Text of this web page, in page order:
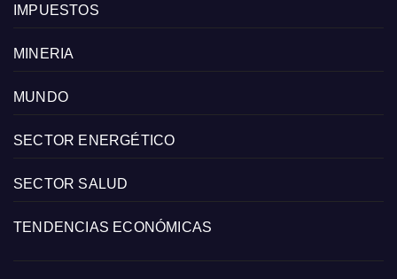
IMPUESTOS
MINERIA
MUNDO
SECTOR ENERGÉTICO
SECTOR SALUD
TENDENCIAS ECONÓMICAS